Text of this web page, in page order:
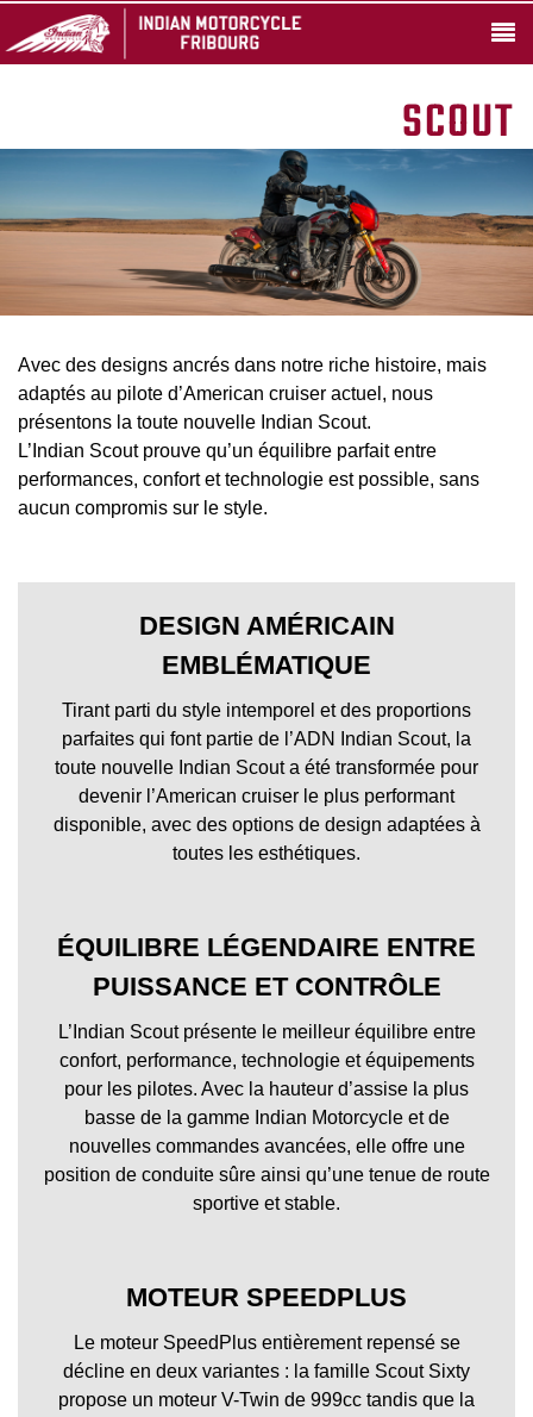
SCOUT
Avec des designs ancrés dans notre riche histoire, mais
adaptés au pilote d’American cruiser actuel, nous
présentons la toute nouvelle Indian Scout.
L’Indian Scout prouve qu’un équilibre parfait entre
performances, confort et technologie est possible, sans
aucun compromis sur le style.
DESIGN AMÉRICAIN
EMBLÉMATIQUE
Tirant parti du style intemporel et des proportions
parfaites qui font partie de l’ADN Indian Scout, la
toute nouvelle Indian Scout a été transformée pour
devenir l’American cruiser le plus performant
disponible, avec des options de design adaptées à
toutes les esthétiques.
ÉQUILIBRE LÉGENDAIRE ENTRE
PUISSANCE ET CONTRÔLE
L’Indian Scout présente le meilleur équilibre entre
confort, performance, technologie et équipements
pour les pilotes. Avec la hauteur d’assise la plus
basse de la gamme Indian Motorcycle et de
nouvelles commandes avancées, elle offre une
position de conduite sûre ainsi qu’une tenue de route
sportive et stable.
MOTEUR SPEEDPLUS
Le moteur SpeedPlus entièrement repensé se
décline en deux variantes : la famille Scout Sixty
propose un moteur V-Twin de 999cc tandis que la